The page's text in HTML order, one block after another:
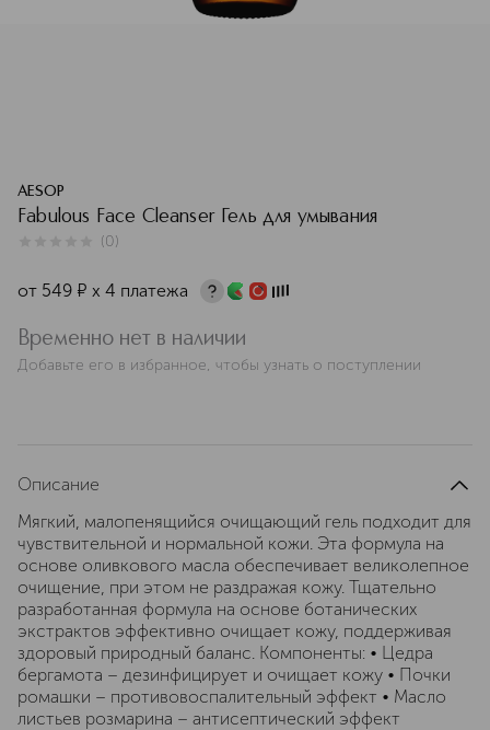
AESOP
Fabulous Face Cleanser Гель для умывания
(0)
от 549 ¤ х 4 платежа
Временно нет в наличии
Добавьте его в избранное, чтобы узнать о поступлении
Описание
Мягкий, малопенящийся очищающий гель подходит для
чувствительной и нормальной кожи. Эта формула на
основе оливкового масла обеспечивает великолепное
очищение, при этом не раздражая кожу. Тщательно
разработанная формула на основе ботанических
экстрактов эффективно очищает кожу, поддерживая
здоровый природный баланс. Компоненты: • Цедра
бергамота – дезинфицирует и очищает кожу • Почки
ромашки – противовоспалительный эффект • Масло
листьев розмарина – антисептический эффект